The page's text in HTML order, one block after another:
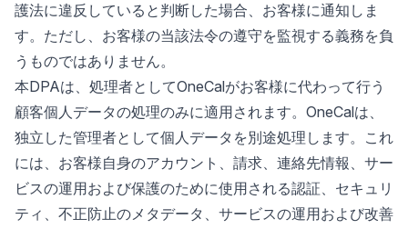
護法に違反していると判断した場合、お客様に通知しま
す。ただし、お客様の当該法令の遵守を監視する義務を負
うものではありません。
本DPAは、処理者としてOneCalがお客様に代わって行う
顧客個人データの処理のみに適用されます。OneCalは、
独立した管理者として個人データを別途処理します。これ
には、お客様自身のアカウント、請求、連絡先情報、サー
ビスの運用および保護のために使用される認証、セキュリ
ティ、不正防止のメタデータ、サービスの運用および改善